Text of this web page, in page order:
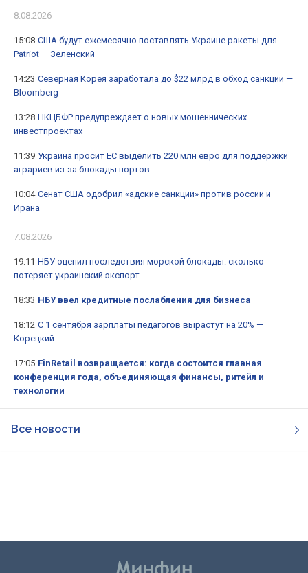
8.08.2026
15:08 США будут ежемесячно поставлять Украине ракеты для
Patriot — Зеленский
14:23 Северная Корея заработала до $22 млрд в обход санкций —
Bloomberg
13:28 НКЦБФР предупреждает о новых мошеннических
инвестпроектах
11:39 Украина просит ЕС выделить 220 млн евро для поддержки
аграриев из-за блокады портов
10:04 Сенат США одобрил «адские санкции» против россии и
Ирана
7.08.2026
19:11 НБУ оценил последствия морской блокады: сколько
потеряет украинский экспорт
18:33 НБУ ввел кредитные послабления для бизнеса
18:12 С 1 сентября зарплаты педагогов вырастут на 20% —
Корецкий
17:05 FinRetail возвращается: когда состоится главная
конференция года, объединяющая финансы, ритейл и
технологии
Все новости